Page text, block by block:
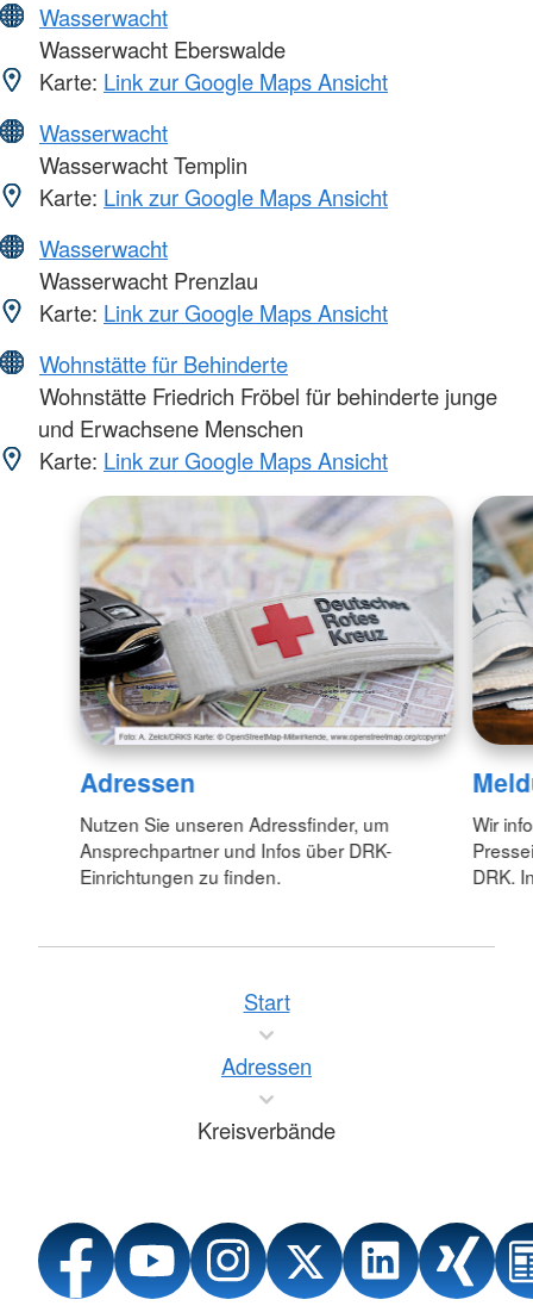
Wasserwacht
Wasserwacht Eberswalde
Karte: Link zur Google Maps Ansicht
Wasserwacht
Wasserwacht Templin
Karte: Link zur Google Maps Ansicht
Wasserwacht
Wasserwacht Prenzlau
Karte: Link zur Google Maps Ansicht
Wohnstätte für Behinderte
Wohnstätte Friedrich Fröbel für behinderte junge
und Erwachsene Menschen
Karte: Link zur Google Maps Ansicht
Adressen
Nutzen Sie unseren Adressfinder, um
Ansprechpartner und Infos über DRK-
Einrichtungen zu finden.
Wir
DRK.
Start
Adressen
Kreisverbände